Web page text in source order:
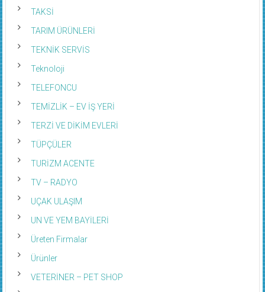
TAKSİ
TARIM ÜRÜNLERİ
TEKNİK SERVİS
Teknoloji
TELEFONCU
TEMİZLİK – EV İŞ YERİ
TERZİ VE DİKİM EVLERİ
TÜPÇÜLER
TURİZM ACENTE
TV – RADYO
UÇAK ULAŞIM
UN VE YEM BAYİLERİ
Üreten Firmalar
Ürünler
VETERİNER – PET SHOP